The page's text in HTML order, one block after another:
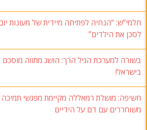
חלמי”ש: “הנחיה לפתיחה מיידית של מעונות
לסכן את הילדים”
בשורה למערכת הגיל הרך: הושג מתווה מוסכם
בישראל!
חשיפה: מושלת רמאללה מקיימת מפגשי
משוחררים עם דם על הידיים